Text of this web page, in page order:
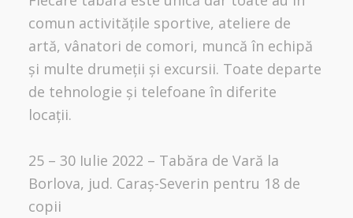
comun activitățile sportive, ateliere de
artă, vânatori de comori, muncă în echipă
și multe drumeții și excursii. Toate departe
de tehnologie și telefoane în diferite
locații.
25 – 30 Iulie 2022 – Tabăra de Vară la
Borlova, jud. Caraș-Severin pentru 18 de
copii